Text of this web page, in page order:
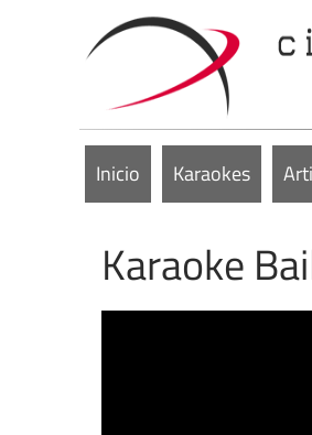
Inicio Karaokes
Karaoke